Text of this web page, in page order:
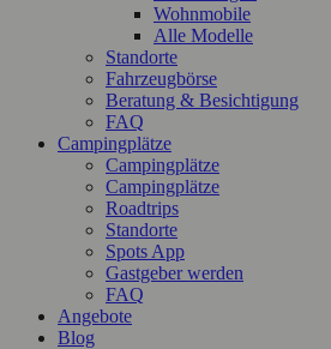
Wohnmobile
Alle Modelle
Standorte
Fahrzeugbörse
Beratung & Besichtigung
FAQ
Campingplätze
Campingplätze
Campingplätze
Roadtrips
Standorte
Spots App
Gastgeber werden
FAQ
Angebote
Blog